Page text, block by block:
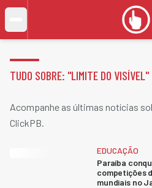
TUDO SOBRE: "LIMITE DO VISÍVEL"
Acompanhe as últimas notícias
ClickPB.
EDUCAÇÃO
Paraíba
competições
mundiais no